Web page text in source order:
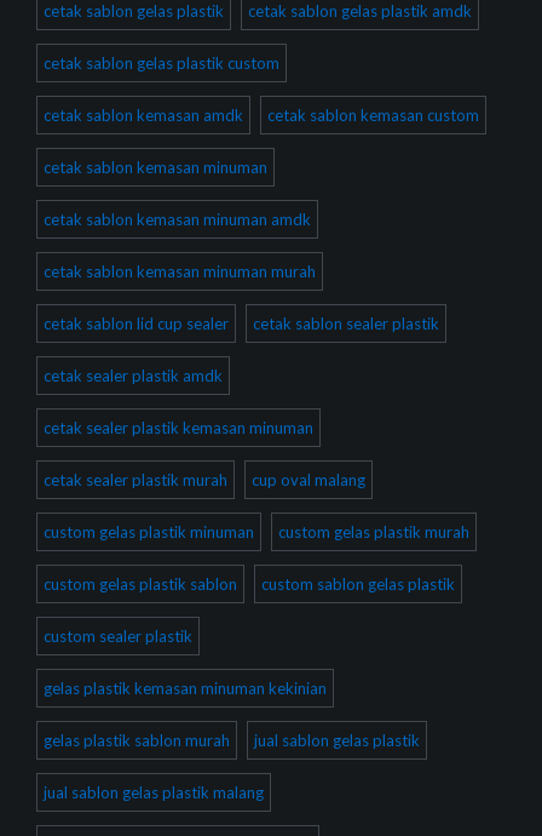
cetak sablon gelas plastik cetak sablon gelas plastik amdk
cetak sablon gelas plastik custom
cetak sablon kemasan amdk cetak sablon kemasan custom
cetak sablon kemasan minuman
cetak sablon kemasan minuman amdk
cetak sablon kemasan minuman murah
cetak sablon lid cup sealer cetak sablon sealer plastik
cetak sealer plastik amdk
cetak sealer plastik kemasan minuman
cetak sealer plastik murah cup oval malang
custom gelas plastik minuman custom gelas plastik murah
custom gelas plastik sablon custom sablon gelas plastik
custom sealer plastik
gelas plastik kemasan minuman kekinian
gelas plastik sablon murah jual sablon gelas plastik
jual sablon gelas plastik malang